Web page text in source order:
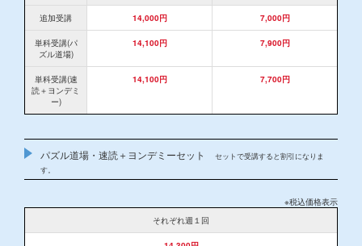
追加受講 14,000円 7,000円
単科受講(パ
ズル道場)
14,100円 7,900円
単科受講(速
読＋ヨンデミ
ー)
14,100円 7,700円
パズル道場・速読＋ヨンデミーセット
セットで受講すると割引になりま
す。
※税込価格表示
それぞれ週１回